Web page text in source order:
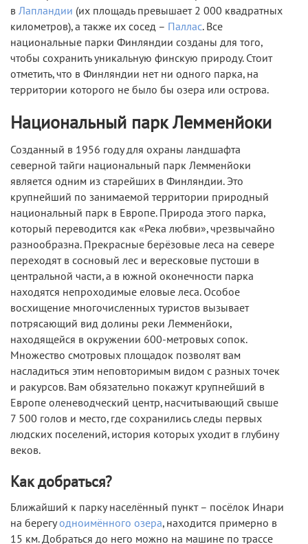
в Лапландии (их площадь превышает 2 000 квадратных
километров), а также их сосед – Паллас. Все
национальные парки Финляндии созданы для того,
чтобы сохранить уникальную финскую природу. Стоит
отметить, что в Финляндии нет ни одного парка, на
территории которого не было бы озера или острова.
Национальный парк Лемменйоки
Созданный в 1956 году для охраны ландшафта
северной тайги национальный парк Лемменйоки
является одним из старейших в Финляндии. Это
крупнейший по занимаемой территории природный
национальный парк в Европе. Природа этого парка,
который переводится как «Река любви», чрезвычайно
разнообразна. Прекрасные берёзовые леса на севере
переходят в сосновый лес и вересковые пустоши в
центральной части, а в южной оконечности парка
находятся непроходимые еловые леса. Особое
восхищение многочисленных туристов вызывает
потрясающий вид долины реки Лемменйоки,
находящейся в окружении 600-метровых сопок.
Множество смотровых площадок позволят вам
насладиться этим неповторимым видом с разных точек
и ракурсов. Вам обязательно покажут крупнейший в
Европе оленеводческий центр, насчитывающий свыше
7 500 голов и место, где сохранились следы первых
людских поселений, история которых уходит в глубину
веков.
Как добраться?
Ближайший к парку населённый пункт – посёлок Инари
на берегуодноимённого озера, находится примерно в
15 км. Добраться до него можно на машине по трассе